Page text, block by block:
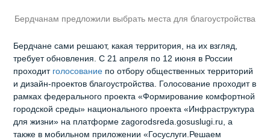
Бердчанам предложили выбрать места для благоустройства
Бердчане сами решают, какая территория, на их взгляд,
требует обновления. С 21 апреля по 12 июня в России
проходит голосование по отбору общественных территорий
и дизайн‑проектов благоустройства. Голосование проходит в
рамках федерального проекта «Формирование комфортной
городской среды» национального проекта «Инфраструктура
для жизни» на платформе zagorodsreda.gosuslugi.ru, а
также в мобильном приложении «Госуслуги.Решаем